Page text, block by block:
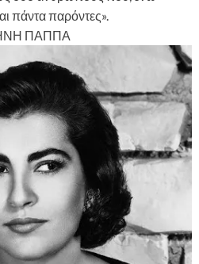
πάντα παρόντες».
ΠΑΠΠΑ